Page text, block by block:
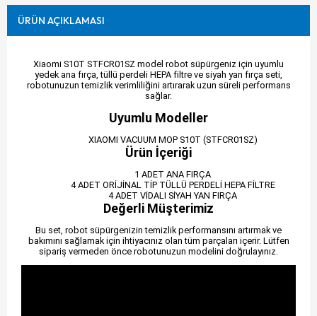
ÜRÜN AÇIKLAMASI
Xiaomi S10T STFCR01SZ model robot süpürgeniz için uyumlu
yedek ana fırça, tüllü perdeli HEPA filtre ve siyah yan fırça seti,
robotunuzun temizlik verimliliğini artırarak uzun süreli performans
sağlar.
Uyumlu Modeller
XIAOMI VACUUM MOP S10T (STFCR01SZ)
Ürün İçeriği
1 ADET ANA FIRÇA
4 ADET ORİJİNAL TİP TÜLLÜ PERDELİ HEPA FİLTRE
4 ADET VİDALI SİYAH YAN FIRÇA
Değerli Müşterimiz
Bu set, robot süpürgenizin temizlik performansını artırmak ve
bakımını sağlamak için ihtiyacınız olan tüm parçaları içerir. Lütfen
sipariş vermeden önce robotunuzun modelini doğrulayınız.